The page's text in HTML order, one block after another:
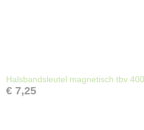
Halsbandsleutel magnetisch tbv
€ 7,25